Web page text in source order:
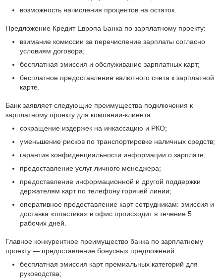
возможность начисления процентов на остаток.
Предложение Кредит Европа Банка по зарплатному проекту:
взимание комиссии за перечисление зарплаты согласно
условиям договора;
бесплатная эмиссия и обслуживание зарплатных карт;
бесплатное предоставление валютного счета к зарплатной
карте.
Банк заявляет следующие преимущества подключения к
зарплатному проекту для компании-клиента:
сокращение издержек на инкассацию и РКО;
уменьшение рисков по транспортировке наличных средств;
гарантия конфиденциальности информации о зарплате;
предоставление услуг личного менеджера;
предоставление информационной и другой поддержки
держателям карт по телефону горячей линии;
оперативное предоставление карт сотрудникам: эмиссия и
доставка «пластика» в офис происходит в течение 5
рабочих дней.
Главное конкурентное преимущество банка по зарплатному
проекту — предоставление бонусных предложений:
бесплатная эмиссия карт премиальных категорий для
руководства;